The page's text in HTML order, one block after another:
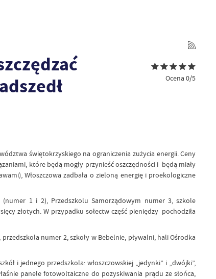
Ocena 0/5
świętokrzyskiego na ograniczenia zużycia energii. Ceny
które będą mogły przynieść oszczędności i będą miały
Włoszczowa zadbała o zieloną energię i proekologiczne
1 i 2), Przedszkolu Samorządowym numer 3, szkole
złotych. W przypadku sołectw część pieniędzy pochodziła
numer 2, szkoły w Bebelnie, pływalni, hali Ośrodka
i jednego przedszkola: włoszczowskiej „jedynki” i „dwójki”,
panele fotowoltaiczne do pozyskiwania prądu ze słońca,